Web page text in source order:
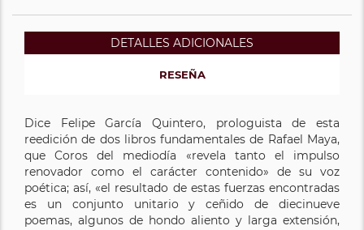
DETALLES ADICIONALES
RESEÑA
Dice Felipe García Quintero, prologuista de esta
reedición de dos libros fundamentales de Rafael Maya,
que Coros del mediodía «revela tanto el impulso
renovador como el carácter contenido» de su voz
poética; así, «el resultado de estas fuerzas encontradas
es un conjunto unitario y ceñido de diecinueve
poemas, algunos de hondo aliento y larga extensión,